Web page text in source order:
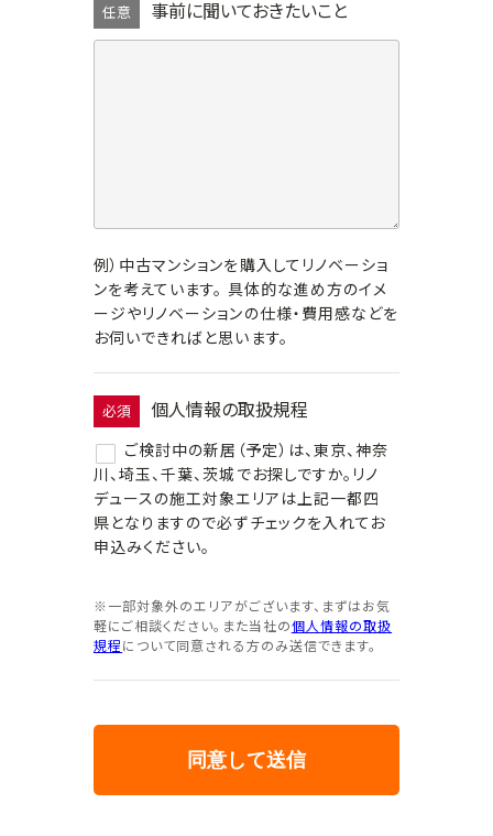
任意 事前に聞いておきたいこと
例）中古マンションを購入してリノベーショ
ンを考えています。 具体的な進め方のイメ
ージやリノベーションの仕様・費用感などを
お伺いできればと思います。
必須 個人情報の取扱規程
ご検討中の新居（予定）は、東京、神奈
川、埼玉、千葉、茨城でお探しですか。リノ
デュースの施工対象エリアは上記一都四
県となりますので必ずチェックを入れてお
申込みください。
※一部対象外のエリアがございます、まずはお気
軽にご相談ください。また当社の個人情報の取扱
規程 について同意される方のみ送信できます。